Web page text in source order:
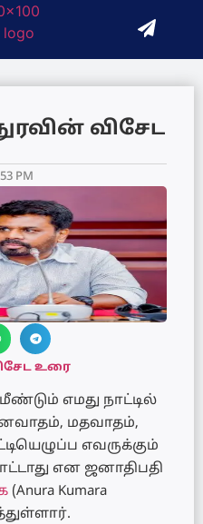
விசேட
PM
உரை
எமது நாட்டில்
மதவாதம்,
எவருக்கும்
என ஜனாதிபதி
(Anura Kumara